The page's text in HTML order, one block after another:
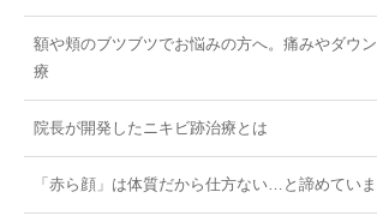
額や頬のブツブツでお悩みの方へ。痛みやダウ
療
院長が開発したニキビ跡治療とは
「赤ら顔」は体質だから仕方ない…と諦めてい